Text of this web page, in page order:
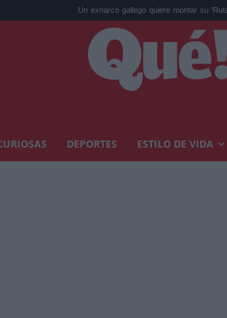
Un exnarco gallego quiere montar su 'Ruta del Narc...
DEPORTES ESTILO DE VIDA